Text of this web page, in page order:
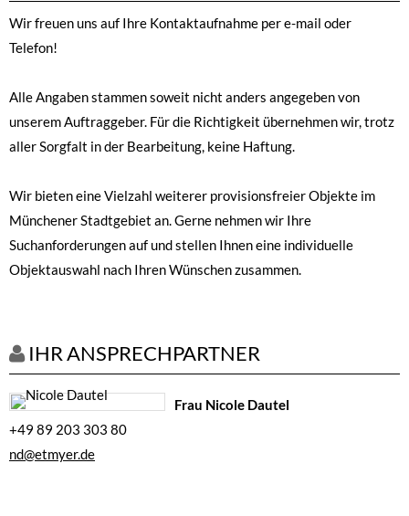
Wir freuen uns auf Ihre Kontaktaufnahme per e-mail oder
Telefon!
Alle Angaben stammen soweit nicht anders angegeben von
unserem Auftraggeber. Für die Richtigkeit übernehmen wir, trotz
aller Sorgfalt in der Bearbeitung, keine Haftung.
Wir bieten eine Vielzahl weiterer provisionsfreier Objekte im
Münchener Stadtgebiet an. Gerne nehmen wir Ihre
Suchanforderungen auf und stellen Ihnen eine individuelle
Objektauswahl nach Ihren Wünschen zusammen.
IHR ANSPRECHPARTNER
Frau Nicole Dautel
+49 89 203 303 80
nd@etmyer.de